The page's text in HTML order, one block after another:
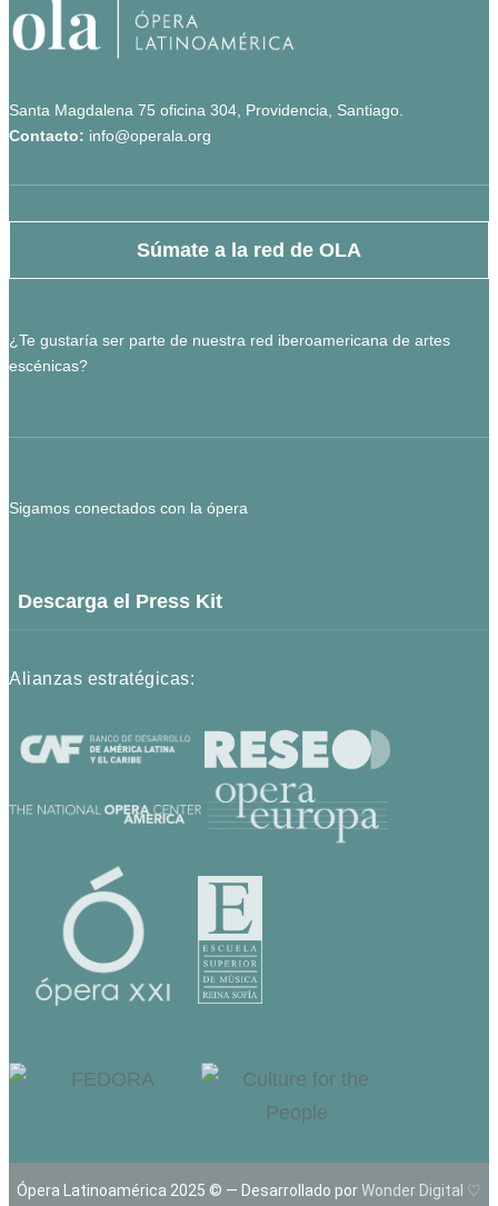
Santa Magdalena 75 oficina 304, Providencia, Santiago.
Contacto: info@operala.org
Súmate a la red de OLA
¿Te gustaría ser parte de nuestra red iberoamericana de artes
escénicas?
Sigamos conectados con la ópera
Descarga el Press Kit
Alianzas estratégicas:
Ópera Latinoamérica 2025 © — Desarrollado porWonder Digital ♡